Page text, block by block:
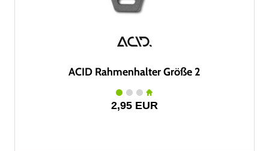
ACID Rahmenhalter Größe 2
2,95 EUR